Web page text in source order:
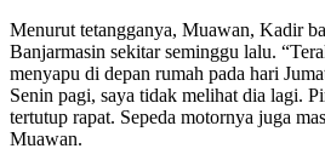
Menurut tetangganya, Muawan, Kadir
Banjarmasin sekitar seminggu lalu.
menyapu di depan rumah pada hari
Senin pagi, saya tidak melihat dia lagi.
tertutup rapat. Sepeda motornya juga
Muawan.